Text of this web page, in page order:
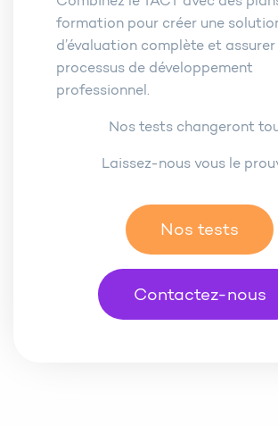
formation pour créer une
d’évaluation complète et assurer
processus de développement
professionnel.
Nos tests changeront
Laissez-nous vous le
Nos tests
Contactez-nous